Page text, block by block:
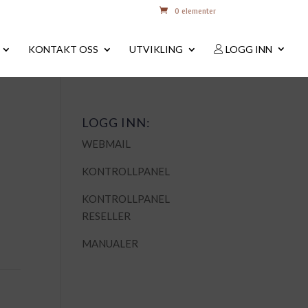
0 elementer
KONTAKT OSS UTVIKLING LOGG INN
LOGG INN:
WEBMAIL
KONTROLLPANEL
KONTROLLPANEL
RESELLER
MANUALER